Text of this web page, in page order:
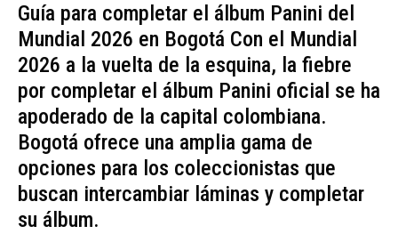
Guía para completar el álbum Panini del
Mundial 2026 en Bogotá Con el Mundial
2026 a la vuelta de la esquina, la fiebre
por completar el álbum Panini oficial se ha
apoderado de la capital colombiana.
Bogotá ofrece una amplia gama de
opciones para los coleccionistas que
buscan intercambiar láminas y completar
su álbum.